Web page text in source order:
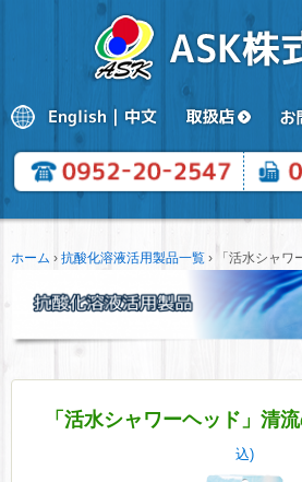
ホーム › 抗酸化溶液活用製品一覧 › 「活水シャ
「活水シャワーヘッド」清
込)